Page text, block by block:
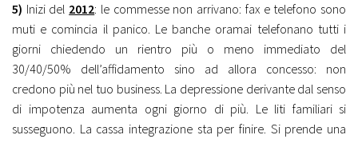
5) Inizi del 2012: le commesse non arrivano: fax e telefono sono
muti e comincia il panico. Le banche oramai telefonano tutti i
giorni chiedendo un rientro più o meno immediato del
30/40/50% dell’affidamento sino ad allora concesso: non
credono più nel tuo business. La depressione derivante dal senso
di impotenza aumenta ogni giorno di più. Le liti familiari si
susseguono. La cassa integrazione sta per finire. Si prende una